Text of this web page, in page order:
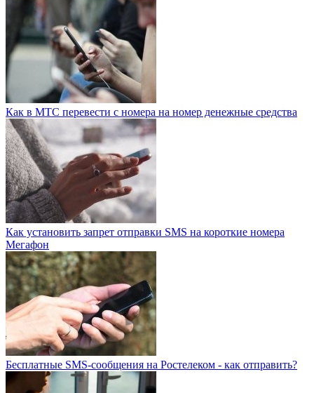
Как в МТС перевести с номера на номер денежные средства
Как установить запрет отправки SMS на короткие номера
Мегафон
Бесплатные SMS-сообщения на Ростелеком - как отправить?